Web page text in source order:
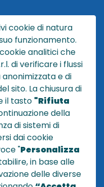
cookie di natura
funzionamento.
analitici che
di verificare i flussi
e di
sito. La chiusura di
il tasto "Rifiuta
della
di sistemi di
dai cookie
"Personalizza
in base alle
delle diverse